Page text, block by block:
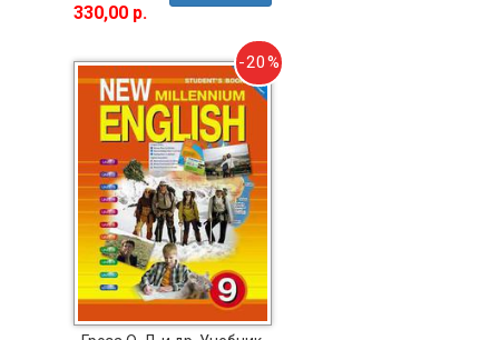
330,00 р.
-20%